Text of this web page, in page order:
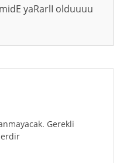
yaRarlI olduuuu
Gerekli